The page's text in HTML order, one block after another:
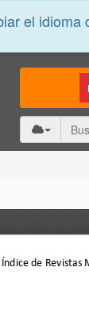
Índice de Revistas
el idioma